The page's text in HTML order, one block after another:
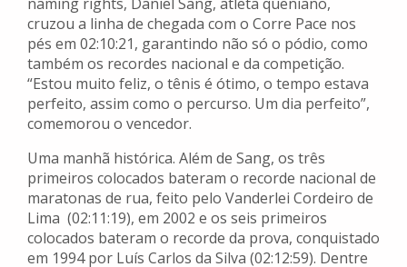
cruzou a linha de chegada com o Corre Pace nos
pés em 02:10:21, garantindo não só o pódio, como
também os recordes nacional e da competição.
“Estou muito feliz, o tênis é ótimo, o tempo estava
perfeito, assim como o percurso. Um dia perfeito”,
comemorou o vencedor.
Uma manhã histórica. Além de Sang, os três
primeiros colocados bateram o recorde nacional de
maratonas de rua, feito pelo Vanderlei Cordeiro de
Lima (02:11:19), em 2002 e os seis primeiros
colocados bateram o recorde da prova, conquistado
em 1994 por Luís Carlos da Silva (02:12:59). Dentre